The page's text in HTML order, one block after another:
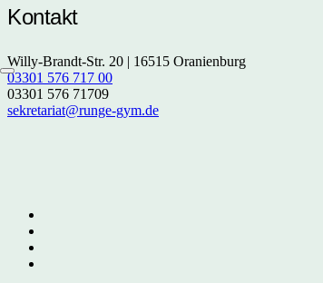
Kontakt
Willy-Brandt-Str. 20 | 16515 Oranienburg
03301 576 717 00
03301 576 71709
sekretariat@runge-gym.de